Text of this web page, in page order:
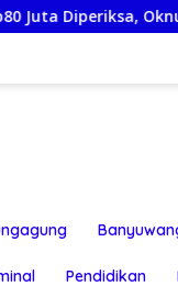
Mengaku Utusan
Pendidikan